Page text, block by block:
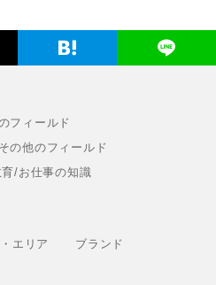
フィールド
その他のフィールド
/お仕事の知識
エリア ブランド